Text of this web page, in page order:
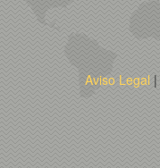
Aviso Legal |